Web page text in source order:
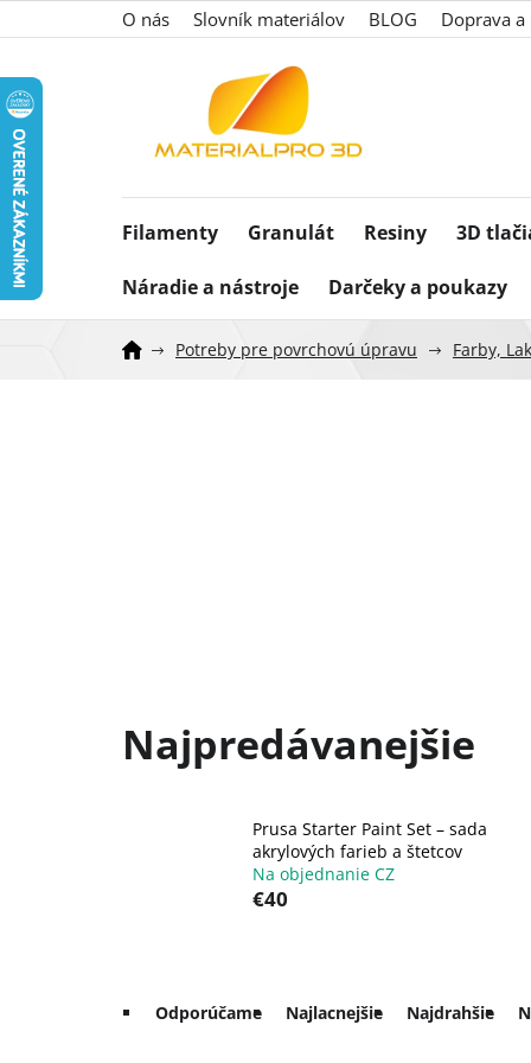
na
O nás Slovník materiálov BLOG Doprava
Filamenty Granulát Resiny 3D
Náradie a nástroje Darčeky a poukazy
Potreby pre povrchovú úpravu Farby,
Najpredávanejšie
Prusa Starter Paint Set – sada
akrylových farieb a štetcov
Na objednanie CZ
€40
a
Odporúčame Najlacnejšie Najdrahšie